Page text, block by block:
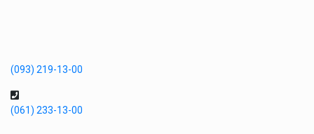
(093) 219-13-00
(061) 233-13-00